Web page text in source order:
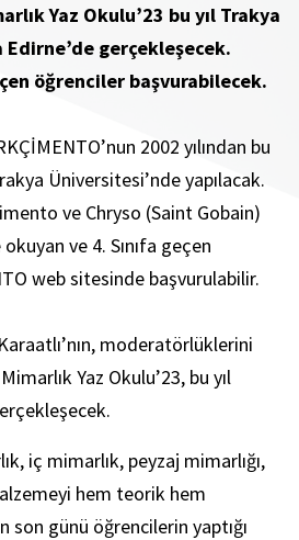
Yaz Okulu’23 bu yıl Trakya
gerçekleşecek.
öğrenciler başvurabilecek.
2002 yılından bu
Üniversitesi’nde yapılacak.
ve Chryso (Saint Gobain)
ve 4. Sınıfa geçen
web sitesinde başvurulabilir.
moderatörlüklerini
Yaz Okulu’23, bu yıl
iç mimarlık, peyzaj mimarlığı,
hem teorik hem
son günü öğrencilerin yaptığı